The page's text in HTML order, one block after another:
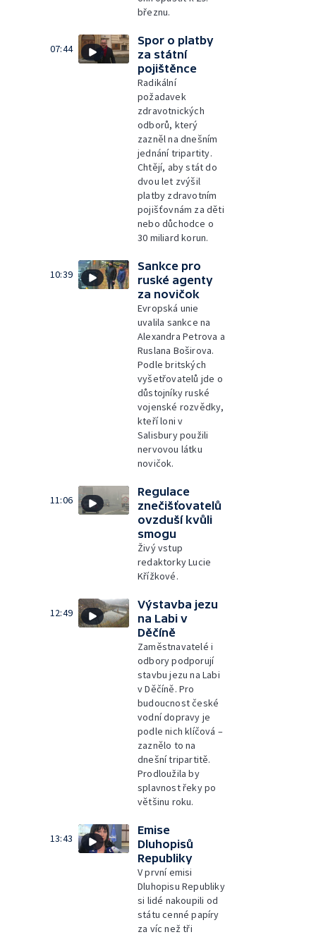
březnu.
07:44
Spor o platby
za státní
pojištěnce
Radikální
požadavek
zdravotnických
odborů, který
zazněl na dnešním
jednání tripartity.
Chtějí, aby stát do
dvou let zvýšil
platby zdravotním
pojišťovnám za děti
nebo důchodce o
30 miliard korun.
10:39
Sankce pro
ruské agenty
za novičok
Evropská unie
uvalila sankce na
Alexandra Petrova a
Ruslana Boširova.
Podle britských
vyšetřovatelů jde o
důstojníky ruské
vojenské rozvědky,
kteří loni v
Salisbury použili
nervovou látku
novičok.
11:06
Regulace
znečišťovatelů
ovzduší kvůli
smogu
Živý vstup
redaktorky Lucie
Křížkové.
12:49
Výstavba jezu
na Labi v
Děčíně
Zaměstnavatelé i
odbory podporují
stavbu jezu na Labi
v Děčíně. Pro
budoucnost české
vodní dopravy je
podle nich klíčová –
zaznělo to na
dnešní tripartitě.
Prodloužila by
splavnost řeky po
většinu roku.
13:43
Emise
Dluhopisů
Republiky
V první emisi
Dluhopisu Republiky
si lidé nakoupili od
státu cenné papíry
za víc než tři